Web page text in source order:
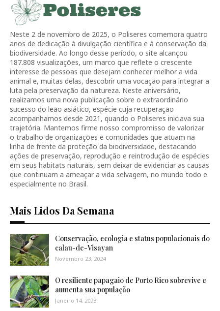
Neste 2 de novembro de 2025, o Poliseres comemora quatro
anos de dedicação à divulgação científica e à conservação da
biodiversidade. Ao longo desse período, o site alcançou
187.808 visualizações, um marco que reflete o crescente
interesse de pessoas que desejam conhecer melhor a vida
animal e, muitas delas, descobrir uma vocação para integrar a
luta pela preservação da natureza. Neste aniversário,
realizamos uma nova publicação sobre o extraordinário
sucesso do leão asiático, espécie cuja recuperação
acompanhamos desde 2021, quando o Poliseres iniciava sua
trajetória. Mantemos firme nosso compromisso de valorizar
o trabalho de organizações e comunidades que atuam na
linha de frente da proteção da biodiversidade, destacando
ações de preservação, reprodução e reintrodução de espécies
em seus habitats naturais, sem deixar de evidenciar as causas
que continuam a ameaçar a vida selvagem, no mundo todo e
especialmente no Brasil.
Mais Lidos Da Semana
Conservação, ecologia e status populacionais do
calau-de-Visayan
Novembro 23, 2024
O resiliente papagaio de Porto Rico sobrevive e
aumenta sua população
Janeiro 14, 2023